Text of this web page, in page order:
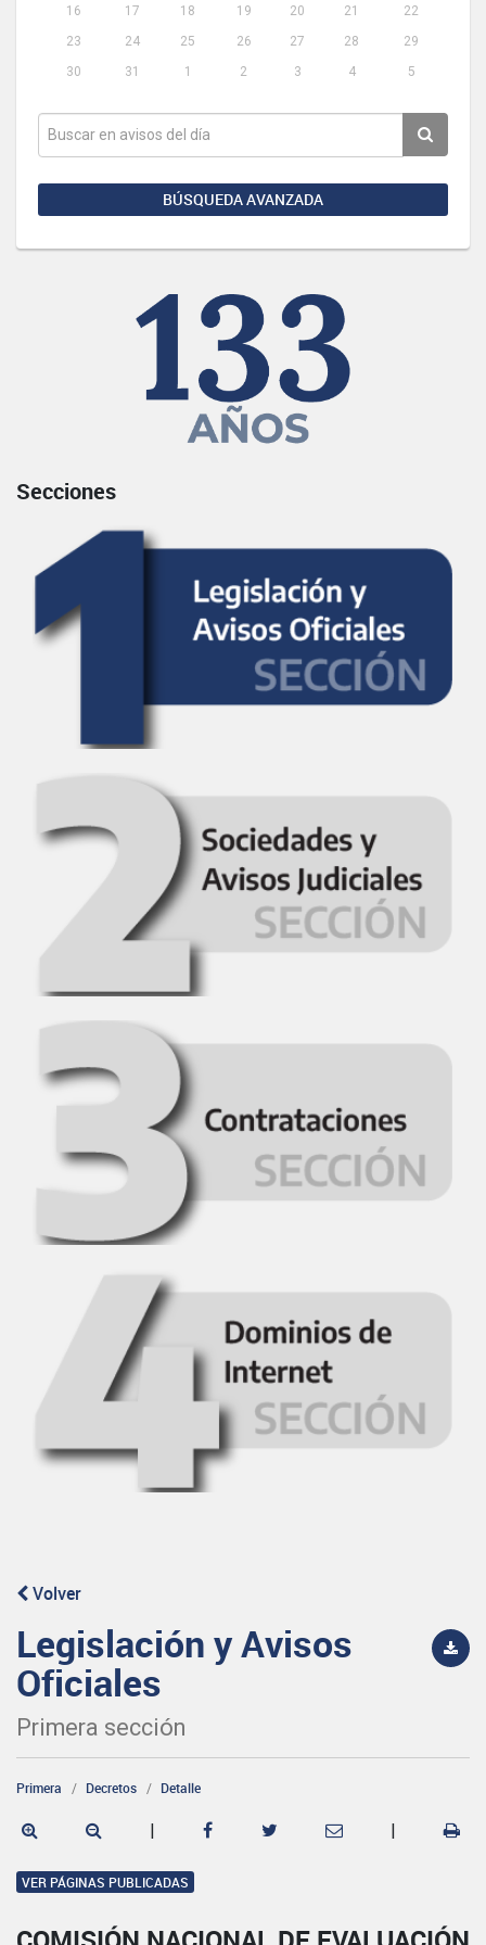
16
17 18 19 20 21
22
23
24 25 26 27 28
29
30
31 1 2 3 4 5
BÚSQUEDA AVANZADA
Secciones
Volver
Legislación y Avisos
Oficiales
Primera sección
Primera Decretos Detalle
| |
VER PÁGINAS PUBLICADAS